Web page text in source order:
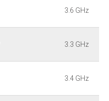
3.6 GHz
3.3 GHz
3.4 GHz